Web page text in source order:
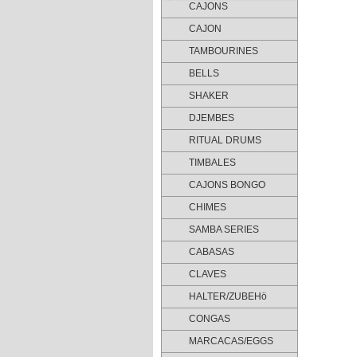
CAJONS
CAJON
TAMBOURINES
BELLS
SHAKER
DJEMBES
RITUAL DRUMS
TIMBALES
CAJONS BONGO
CHIMES
SAMBA SERIES
CABASAS
CLAVES
HALTER/ZUBEHö
CONGAS
MARCACAS/EGGS